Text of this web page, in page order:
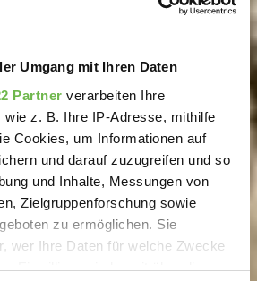
Umgang mit Ihren Daten
Partner verarbeiten Ihre
wie z. B. Ihre IP-Adresse, mithilfe
Cookies, um Informationen auf
und darauf zuzugreifen und so
und Inhalte, Messungen von
Zielgruppenforschung sowie
zu ermöglichen. Sie
wer Ihre Daten für welche Zwecke
Einwilligung jederzeit über die